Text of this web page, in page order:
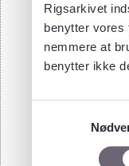
Rigsarkivet
benytter vores
nemmere at
benytter ikke
87
88
89
90